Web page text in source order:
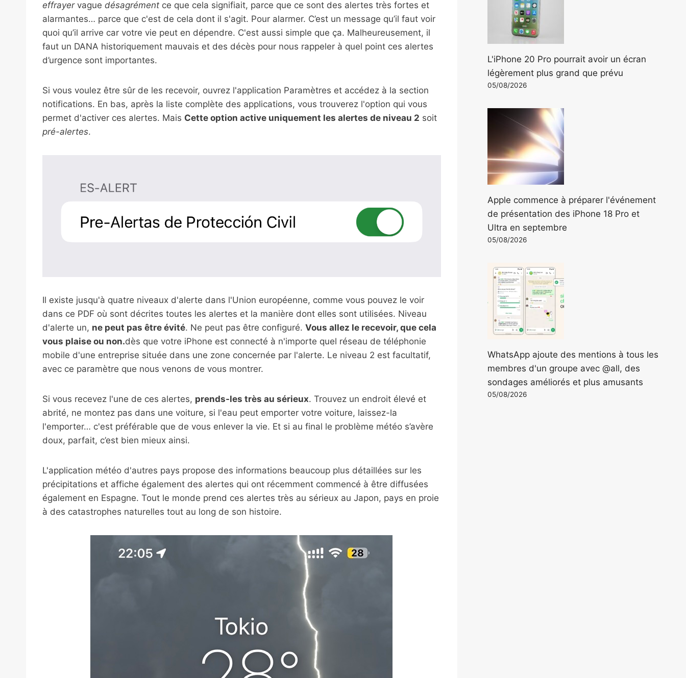
effrayervague désagrément ce que cela signifiait, parce que ce sont des alertes très fortes et
alarmantes… parce que c'est de cela dont il s'agit. Pour alarmer. C’est un message qu’il faut voir
quoi qu’il arrive car votre vie peut en dépendre. C'est aussi simple que ça. Malheureusement, il
faut un DANA historiquement mauvais et des décès pour nous rappeler à quel point ces alertes
d’urgence sont importantes.
Si vous voulez être sûr de les recevoir, ouvrez l'application Paramètres et accédez à la section
notifications. En bas, après la liste complète des applications, vous trouverez l'option qui vous
permet d'activer ces alertes. Mais Cette option active uniquement les alertes de niveau 2 soit
pré-alertes.
Il existe jusqu'à quatre niveaux d'alerte dans l'Union européenne, comme vous pouvez le voir
dans ce PDF où sont décrites toutes les alertes et la manière dont elles sont utilisées. Niveau
d'alerte un, ne peut pas être évité. Ne peut pas être configuré. Vous allez le recevoir, que cela
vous plaise ou non.dès que votre iPhone est connecté à n'importe quel réseau de téléphonie
mobile d'une entreprise située dans une zone concernée par l'alerte. Le niveau 2 est facultatif,
avec ce paramètre que nous venons de vous montrer.
Si vous recevez l'une de ces alertes, prends-les très au sérieux. Trouvez un endroit élevé et
abrité, ne montez pas dans une voiture, si l'eau peut emporter votre voiture, laissez-la
l'emporter… c'est préférable que de vous enlever la vie. Et si au final le problème météo s’avère
doux, parfait, c’est bien mieux ainsi.
L'application météo d'autres pays propose des informations beaucoup plus détaillées sur les
précipitations et affiche également des alertes qui ont récemment commencé à être diffusées
également en Espagne. Tout le monde prend ces alertes très au sérieux au Japon, pays en proie
à des catastrophes naturelles tout au long de son histoire.
L'iPhone 20 Pro pourrait avoir un écran
légèrement plus grand que prévu
05/08/2026
Apple commence à préparer l'événement
de présentation des iPhone 18 Pro et
Ultra en septembre
05/08/2026
WhatsApp ajoute des mentions à tous les
membres d'un groupe avec @all, des
sondages améliorés et plus amusants
05/08/2026